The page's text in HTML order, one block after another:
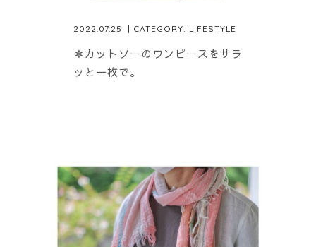
2022.07.25 | CATEGORY: LIFESTYLE
＊カットソーのワンピースをサラ
ッと一枚で。